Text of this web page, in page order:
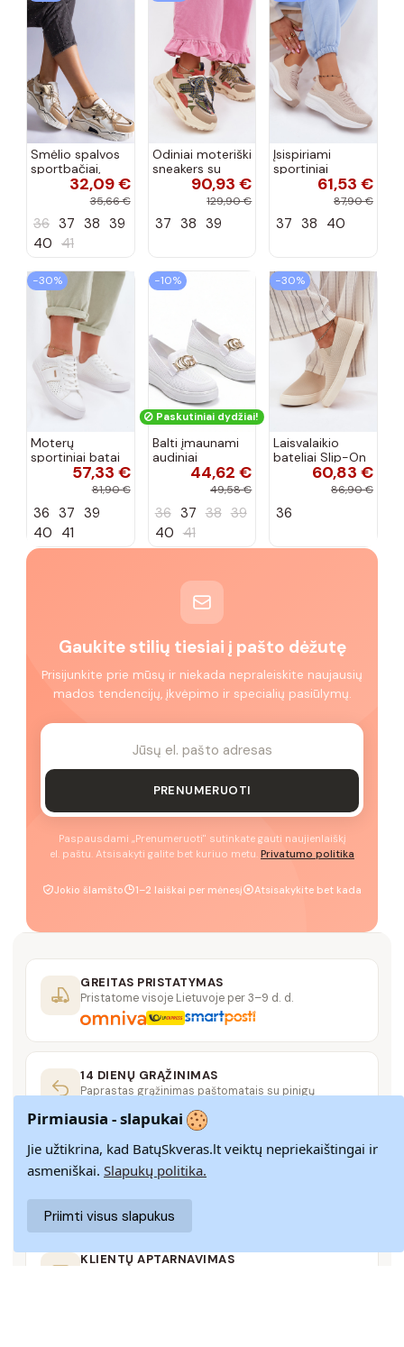
Smėlio spalvos
sportbačiai,
dekoruoti Valdez
cirkonio virvele
32,09 €
35,66 €
36 37 38 39
40 41
Odiniai moteriški
sneakers su
platforma D&A
CR61-3133
90,93 €
129,90 €
37 38 39
Įsispiriami
sportiniai
bateliai Kobbo
102425 smėlio
61,53 €
87,90 €
37 38 40
−30%
Moterų
sportiniai batai
su ažūro
elementais Big
baltos spalvos
57,33 €
81,90 €
36 37 39
40 41
−10%
Paskutiniai dydžiai!
Balti įmaunami
audiniai
sportbačiai su
44,62 €
49,58 €
36 37 38 39
40 41
−30%
Laisvalaikio
bateliai Slip-On
Big Star
RR274721 smėlio
60,83 €
86,90 €
36
Gaukite stilių tiesiai į pašto dėžutę
Prisijunkite prie mūsų ir niekada nepraleiskite naujausių
mados tendencijų, įkvėpimo ir specialių pasiūlymų.
PRENUMERUOTI
Paspausdami „Prenumeruoti" sutinkate gauti naujienlaiškį
el. paštu. Atsisakyti galite bet kuriuo metu. Privatumo politika
Jokio šlamšto 1–2 laiškai per mėnesį Atsisakykite bet kada
GREITAS PRISTATYMAS
Pristatome visoje Lietuvoje per 3–9 d. d.
14 DIENŲ GRĄŽINIMAS
Paprastas grąžinimas paštomatais su pinigų
SAUGUS MOKĖJIMAS
SSL šifravimas užtikrina aukščiausią jūsų duomenų
saugumo lygį
KLIENTŲ APTARNAVIMAS
Pirmiausia - slapukai
Jie užtikrina, kad BatųSkveras.lt veiktų nepriekaištingai ir
asmeniškai. Slapukų politika.
Priimti visus slapukus